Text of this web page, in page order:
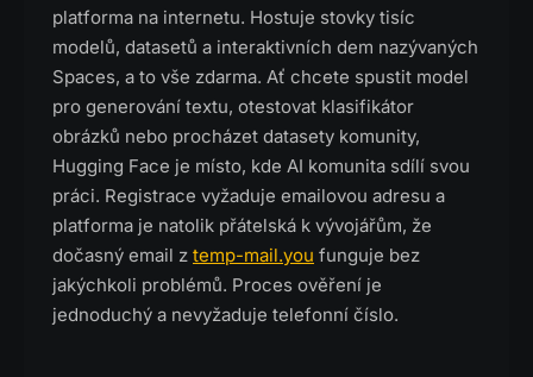
platforma na internetu. Hostuje stovky tisíc
modelů, datasetů a interaktivních dem nazývaných
Spaces, a to vše zdarma. Ať chcete spustit model
pro generování textu, otestovat klasifikátor
obrázků nebo procházet datasety komunity,
Hugging Face je místo, kde AI komunita sdílí svou
práci. Registrace vyžaduje emailovou adresu a
platforma je natolik přátelská k vývojářům, že
dočasný email z temp-mail.you funguje bez
jakýchkoli problémů. Proces ověření je
jednoduchý a nevyžaduje telefonní číslo.